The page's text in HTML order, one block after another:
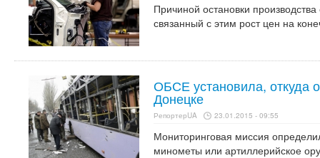
Причиной остановки
связанный с этим рост цен на
ОБСЕ установила, откуда
Донецке
РепортерUA 23.01.2015 - 09:55
Мониторинговая миссия
минометы или артиллерийское